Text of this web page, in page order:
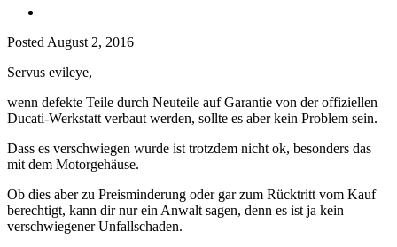
Posted August 2, 2016
Servus evileye,
wenn defekte Teile durch Neuteile auf Garantie von der offiziellen
Ducati-Werkstatt verbaut werden, sollte es aber kein Problem sein.
Dass es verschwiegen wurde ist trotzdem nicht ok, besonders das
mit dem Motorgehäuse.
Ob dies aber zu Preisminderung oder gar zum Rücktritt vom Kauf
berechtigt, kann dir nur ein Anwalt sagen, denn es ist ja kein
verschwiegener Unfallschaden.